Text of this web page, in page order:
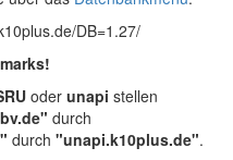
DB=1.27/
oder unapi stellen
durch
durch "unapi.k10plus.de".